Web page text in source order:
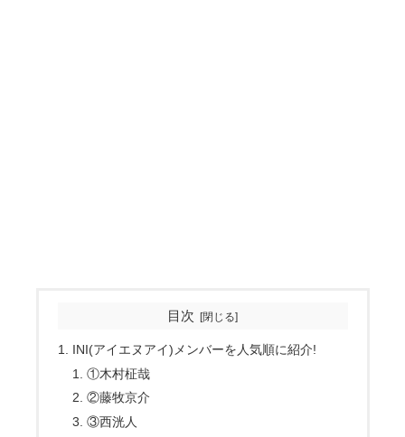
目次
INI(アイエヌアイ)メンバーを人気順に紹介!
①木村柾哉
②藤牧京介
③西洸人